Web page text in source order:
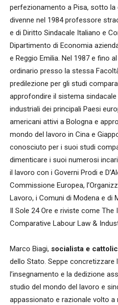
perfezionamento a Pisa, sotto la
divenne nel 1984 professore
e di Diritto Sindacale Italiano e
Dipartimento di Economia
e Reggio Emilia. Nel 1987 e fino
ordinario presso la stessa
predilezione per gli studi
approfondire il sistema sindacale
industriali dei principali Paesi
americani attivi a Bologna e
mondo del lavoro in Cina e
conosciuto per i suoi studi
dimenticare i suoi numerosi
il lavoro con i Governi Prodi e
Commissione Europea,
Lavoro, i Comuni di Modena e di
Il Sole 24 Ore e riviste come
Comparative Labour Law &
Marco Biagi, socialista e
dello Stato. Seppe concretizzare
l’insegnamento e la dedizione
studio del mondo del lavoro e
appassionato e razionale volto